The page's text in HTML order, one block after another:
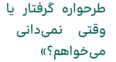
تماس
با ما
طرحواره گرفتار
وقتی
می‌خواهم؟»